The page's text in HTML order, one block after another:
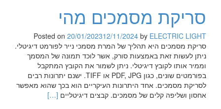
סריקת מסמכים מהי
Posted on 20/01/202312/11/2024 by ELECTRIC LIGHT
סריקת מסמכים היא תהליך של המרת מסמכי נייר לפורמט דיגיטלי.
ניתן לעשות זאת באמצעות סורק, אשר לוכד תמונה של המסמך
וממיר אותו לקובץ דיגיטלי. ניתן לשמור את הקובץ המתקבל
בפורמטים שונים, כגון PDF, JPG או TIFF. ישנם יתרונות רבים
לסריקת מסמכים. אחד היתרונות העיקריים הוא בכך שהוא מאפשר
אחסון ושליפה קלים של מסמכים. קבצים דיגיטליים Read
[…]